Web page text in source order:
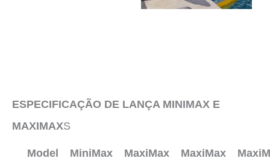
ESPECIFICAÇÃO DE LANÇA MINIMAX E
MAXIMAXS
Model MiniMax
MaxiMax
MaxiMax